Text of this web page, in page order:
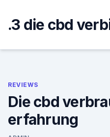
content
.3 die cbd
REVIEWS
Die cbd
erfahrung